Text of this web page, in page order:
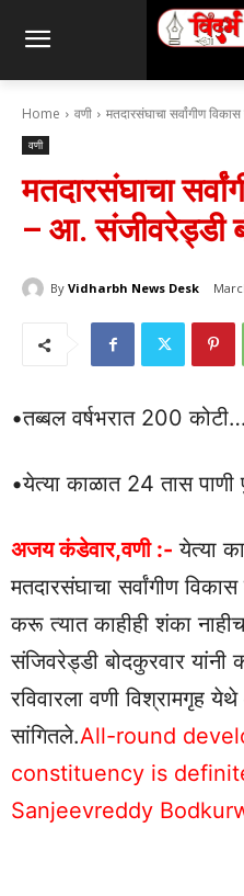
Home वणी मतदारसंघाचा सर्वांगीण
वणी
मतदारसंघाचा
– आ. संजीवरेड्डी
By Vidharbh News Desk
•तब्बल वर्षभरात 200 कोटी…
•येत्या काळात 24 तास पाणी
अजय कंडेवार,वणी :- येत्या
मतदारसंघाचा सर्वांगीण
करू त्यात काहीही शंका
संजिवरेड्डी बोदकुरवार यांनी
रविवारला वणी विश्रामगृह
सांगितले.All-round
constituency is
Sanjeevreddy